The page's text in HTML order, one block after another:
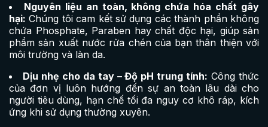
Nguyên liệu an toàn, không chứa hóa chất gây
hại: Chúng tôi cam kết sử dụng các thành phần không
chứa Phosphate, Paraben hay chất độc hại, giúp sản
phẩm sản xuất nước rửa chén của bạn thân thiện với
môi trường và làn da.
Dịu nhẹ cho da tay – Độ pH trung tính: Công thức
của đơn vị luôn hướng đến sự an toàn lâu dài cho
người tiêu dùng, hạn chế tối đa nguy cơ khô ráp, kích
ứng khi sử dụng thường xuyên.